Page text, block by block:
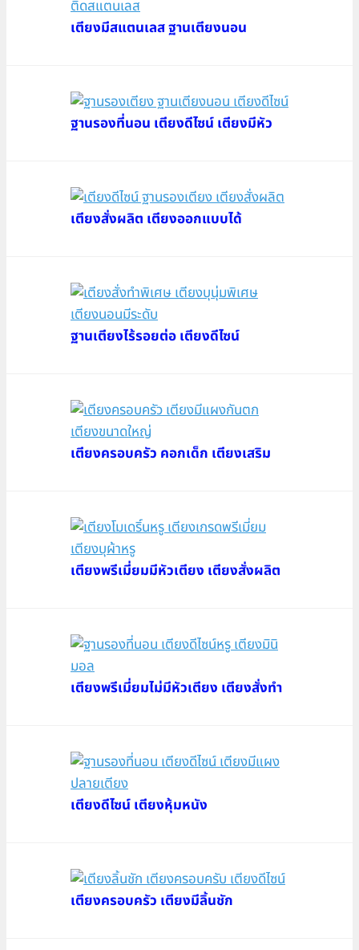
เตียงมีสแตนเลส ฐานเตียงนอน
ฐานรองที่นอน เตียงดีไซน์ เตียงมีหัว
เตียงสั่งผลิต เตียงออกแบบได้
ฐานเตียงไร้รอยต่อ เตียงดีไซน์
เตียงครอบครัว คอกเด็ก เตียงเสริม
เตียงพรีเมี่ยมมีหัวเตียง เตียงสั่งผลิต
เตียงพรีเมี่ยมไม่มีหัวเตียง เตียงสั่งทำ
เตียงดีไซน์ เตียงหุ้มหนัง
เตียงครอบครัว เตียงมีลิ้นชัก